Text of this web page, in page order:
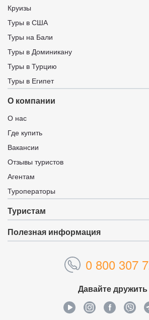
Круизы
Туры в США
Туры на Бали
Туры в Доминикану
Туры в Турцию
Туры в Египет
О компании
О нас
Где купить
Вакансии
Отзывы туристов
Агентам
Туроператоры
Туристам
Полезная информация
0 800 307
Давайте дружить